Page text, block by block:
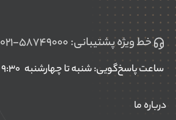
خط ویژه پشتیبانی: ۰۲۱-۵۸۷۴۹۰۰۰
ساعت پاسخ‌گویی: شنبه تا چهارشنبه
درباره ما